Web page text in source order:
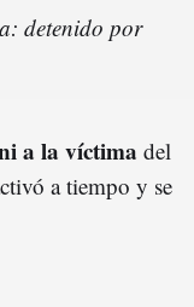
detenido por
a la víctima del
a tiempo y se